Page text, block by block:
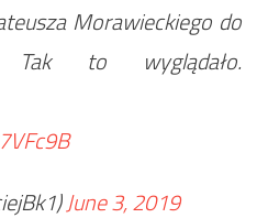
Morawieckiego do
Tak to wyglądało.
June 3, 2019